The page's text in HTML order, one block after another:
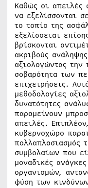
Καθώς οι απειλές
να εξελίσσονται
το τοπίο της
εξελίσσεται
βρίσκονται
ακριβούς
αξιολογώντας την
σοβαρότητα των
επιχειρήσεις.
μεθοδολογίες
δυνατότητες
παραμείνουν
απειλές.
κυβερνοχώρο
πολλαπλασιασμός
συμβολαίων που
μοναδικές
οργανισμών,
φύση των